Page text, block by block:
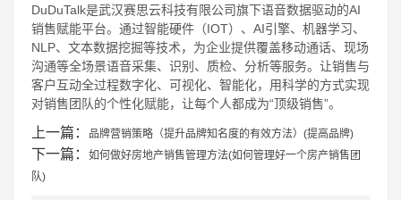
DuDuTalk是武汉赛思云科技有限公司旗下语音数据驱动的AI
销售赋能平台。通过智能硬件（IOT）、AI引擎、机器学习、
NLP、文本数据挖掘等技术，为企业提供覆盖移动通话、现场
沟通等全场景语音采集、识别、质检、分析等服务。让销售与
客户互动全过程数字化、可视化、智能化，用科学的方式实现
对销售团队的个性化赋能，让每个人都成为“顶级销售”。
上一篇： 品牌营销策略（提升品牌知名度的有效方法）(提高品牌)
下一篇：
如何做好房地产销售管理方法(如何管理好一个房产销售团
队)